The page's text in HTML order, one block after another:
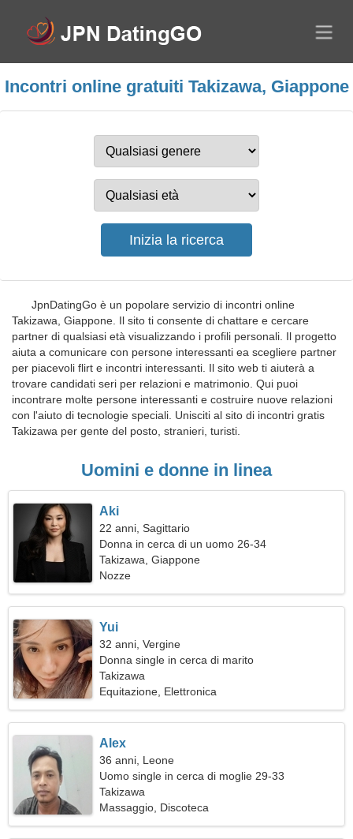
Incontri online gratuiti Takizawa, Giappone
JpnDatingGo è un popolare servizio di incontri online
Takizawa, Giappone. Il sito ti consente di chattare e cercare
partner di qualsiasi età visualizzando i profili personali. Il progetto
aiuta a comunicare con persone interessanti ea scegliere partner
per piacevoli flirt e incontri interessanti. Il sito web ti aiuterà a
trovare candidati seri per relazioni e matrimonio. Qui puoi
incontrare molte persone interessanti e costruire nuove relazioni
con l'aiuto di tecnologie speciali. Unisciti al sito di incontri gratis
Takizawa per gente del posto, stranieri, turisti.
Uomini e donne in linea
Aki
22 anni, Sagittario
Donna in cerca di un uomo 26-34
Takizawa, Giappone
Nozze
Yui
32 anni, Vergine
Donna single in cerca di marito
Takizawa
Equitazione, Elettronica
Alex
36 anni, Leone
Uomo single in cerca di moglie 29-33
Takizawa
Massaggio, Discoteca